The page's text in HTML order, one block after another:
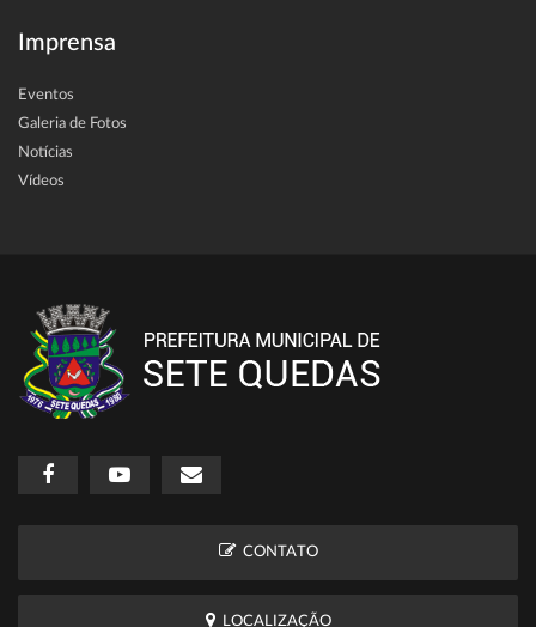
Imprensa
Eventos
Galeria de Fotos
Notícias
Vídeos
CONTATO
LOCALIZAÇÃO